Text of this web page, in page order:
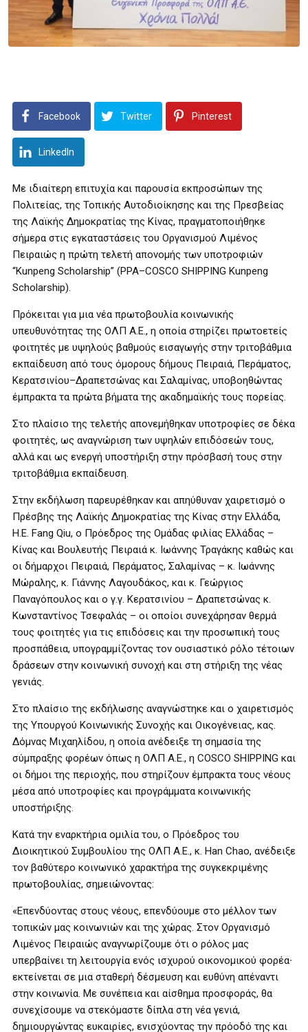
Facebook Twitter Pinterest
LinkedIn
Με ιδιαίτερη επιτυχία και παρουσία εκπροσώπων της
Πολιτείας, της Τοπικής Αυτοδιοίκησης και της Πρεσβείας
της Λαϊκής Δημοκρατίας της Κίνας, πραγματοποιήθηκε
σήμερα στις εγκαταστάσεις του Οργανισμού Λιμένος
Πειραιώς η πρώτη τελετή απονομής των υποτροφιών
“Kunpeng Scholarship” (PPA–COSCO SHIPPING Kunpeng
Scholarship).
Πρόκειται για μια νέα πρωτοβουλία κοινωνικής
υπευθυνότητας της ΟΛΠ Α.Ε., η οποία στηρίζει πρωτοετείς
φοιτητές με υψηλούς βαθμούς εισαγωγής στην τριτοβάθμια
εκπαίδευση από τους όμορους δήμους Πειραιά, Περάματος,
Κερατσινίου–Δραπετσώνας και Σαλαμίνας, υποβοηθώντας
έμπρακτα τα πρώτα βήματα της ακαδημαϊκής τους πορείας.
Στο πλαίσιο της τελετής απονεμήθηκαν υποτροφίες σε δέκα
φοιτητές, ως αναγνώριση των υψηλών επιδόσεών τους,
αλλά και ως ενεργή υποστήριξη στην πρόσβασή τους στην
τριτοβάθμια εκπαίδευση.
Στην εκδήλωση παρευρέθηκαν και απηύθυναν χαιρετισμό ο
Πρέσβης της Λαϊκής Δημοκρατίας της Κίνας στην Ελλάδα,
H.E. Fang Qiu, ο Πρόεδρος της Ομάδας φιλίας Ελλάδας –
Κίνας και Βουλευτής Πειραιά κ. Ιωάννης Τραγάκης καθώς και
οι δήμαρχοι Πειραιά, Περάματος, Σαλαμίνας – κ. Ιωάννης
Μώραλης, κ. Γιάννης Λαγουδάκος, και κ. Γεώργιος
Παναγόπουλος και ο γ.γ. Κερατσινίου – Δραπετσώνας κ.
Κωνσταντίνος Τσεφαλάς – οι οποίοι συνεχάρησαν θερμά
τους φοιτητές για τις επιδόσεις και την προσωπική τους
προσπάθεια, υπογραμμίζοντας τον ουσιαστικό ρόλο τέτοιων
δράσεων στην κοινωνική συνοχή και στη στήριξη της νέας
γενιάς.
Στο πλαίσιο της εκδήλωσης αναγνώστηκε και ο χαιρετισμός
της Υπουργού Κοινωνικής Συνοχής και Οικογένειας, κας.
Δόμνας Μιχαηλίδου, η οποία ανέδειξε τη σημασία της
σύμπραξης φορέων όπως η ΟΛΠ Α.Ε., η COSCO SHIPPING και
οι δήμοι της περιοχής, που στηρίζουν έμπρακτα τους νέους
μέσα από υποτροφίες και προγράμματα κοινωνικής
υποστήριξης.
Κατά την εναρκτήρια ομιλία του, ο Πρόεδρος του
Διοικητικού Συμβουλίου της ΟΛΠ Α.Ε., κ. Han Chao, ανέδειξε
τον βαθύτερο κοινωνικό χαρακτήρα της συγκεκριμένης
πρωτοβουλίας, σημειώνοντας:
«Επενδύοντας στους νέους, επενδύουμε στο μέλλον των
τοπικών μας κοινωνιών και της χώρας. Στον Οργανισμό
Λιμένος Πειραιώς αναγνωρίζουμε ότι ο ρόλος μας
υπερβαίνει τη λειτουργία ενός ισχυρού οικονομικού φορέα∙
εκτείνεται σε μια σταθερή δέσμευση και ευθύνη απέναντι
στην κοινωνία. Με συνέπεια και αίσθημα προσφοράς, θα
συνεχίσουμε να στεκόμαστε δίπλα στη νέα γενιά,
δημιουργώντας ευκαιρίες, ενισχύοντας την πρόοδό της και